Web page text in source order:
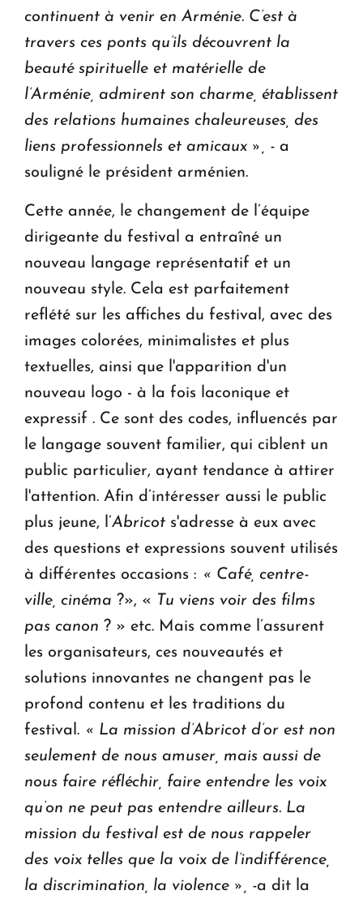
continuent à venir en Arménie. C’est à
travers ces ponts qu’ils découvrent la
beauté spirituelle et matérielle de
l’Arménie, admirent son charme, établissent
des relations humaines chaleureuses, des
liens professionnels et amicaux », - a
souligné le président arménien.
Cette année, le changement de l’équipe
dirigeante du festival a entraîné un
nouveau langage représentatif et un
nouveau style. Cela est parfaitement
reflété sur les affiches du festival, avec des
images colorées, minimalistes et plus
textuelles, ainsi que l'apparition d'un
nouveau logo - à la fois laconique et
expressif . Ce sont des codes, influencés par
le langage souvent familier, qui ciblent un
public particulier, ayant tendance à attirer
l'attention. Afin d’intéresser aussi le public
plus jeune, l’Abricot s'adresse à eux avec
des questions et expressions souvent utilisés
à différentes occasions : « Café, centre-
ville, cinéma ?», « Tu viens voir des films
pas canon ? » etc. Mais comme l’assurent
les organisateurs, ces nouveautés et
solutions innovantes ne changent pas le
profond contenu et les traditions du
festival. « La mission d’Abricot d’or est non
seulement de nous amuser, mais aussi de
nous faire réfléchir, faire entendre les voix
qu’on ne peut pas entendre ailleurs. La
mission du festival est de nous rappeler
des voix telles que la voix de l’indifférence,
la discrimination, la violence », -a dit la